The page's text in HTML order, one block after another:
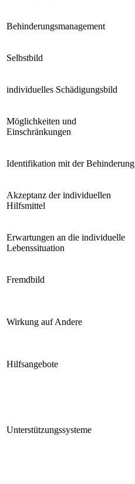
Behinderungsmanagement
Selbstbild
individuelles Schädigungsbild
Möglichkeiten und
Einschränkungen
Identifikation mit der Behinderung
Akzeptanz der individuellen
Hilfsmittel
Erwartungen an die individuelle
Lebenssituation
Fremdbild
Wirkung auf Andere
Hilfsangebote
Unterstützungssysteme